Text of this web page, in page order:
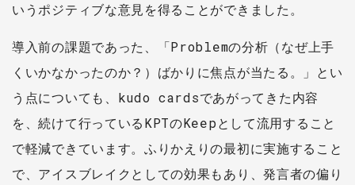
いうポジティブな意見を得ることができました。
導入前の課題であった、「Problemの分析（なぜ上手
くいかなかったのか？）ばかりに焦点が当たる。」とい
う点についても、kudo cardsであがってきた内容
を、続けて行っているKPTのKeepとして流用すること
で軽減できています。ふりかえりの最初に実施すること
で、アイスブレイクとしての効果もあり、発言者の偏り